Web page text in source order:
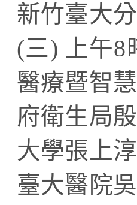
新竹臺大
(三) 上午8
醫療暨智
府衛生局
大學張上
臺大醫院